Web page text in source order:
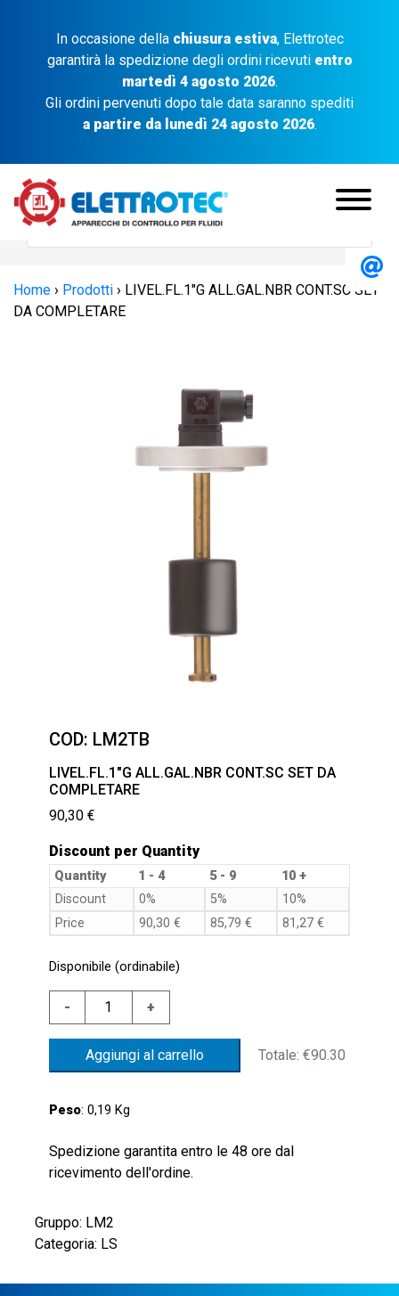
In occasione della chiusura estiva, Elettrotec
garantirà la spedizione degli ordini ricevuti entro
martedì 4 agosto 2026.
Gli ordini pervenuti dopo tale data saranno spediti
a partire da lunedì 24 agosto 2026.
Home › Prodotti › LIVEL.FL.1″G ALL.GAL.NBR CONT.SC SET
DA COMPLETARE
COD: LM2TB
LIVEL.FL.1″G ALL.GAL.NBR CONT.SC SET DA
COMPLETARE
90,30 €
Discount per Quantity
Quantity 1 - 4 5 - 9
10 +
Discount
0% 5%
10%
Price
90,30 € 85,79 € 81,27 €
Disponibile (ordinabile)
-
LIVEL.FL.1"G
ALL.GAL.NBR
CONT.SC
SET
COMPLETARE
+
Aggiungi al carrello Totale:€90.30
Peso: 0,19 Kg
Spedizione garantita entro le 48 ore dal
ricevimento dell'ordine.
Gruppo: LM2
Categoria: LS